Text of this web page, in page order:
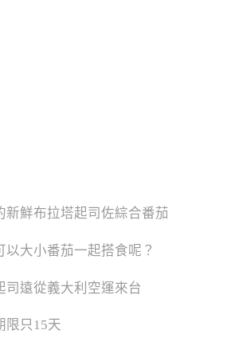
新鮮布拉塔起司佐綜合番茄
以大小番茄一起搭食呢？
司遠從義大利空運來台
限只15天